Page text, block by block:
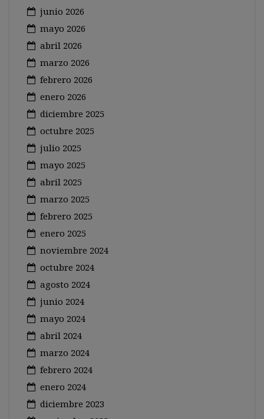
junio 2026
mayo 2026
abril 2026
marzo 2026
febrero 2026
enero 2026
diciembre 2025
octubre 2025
julio 2025
mayo 2025
abril 2025
marzo 2025
febrero 2025
enero 2025
noviembre 2024
octubre 2024
agosto 2024
junio 2024
mayo 2024
abril 2024
marzo 2024
febrero 2024
enero 2024
diciembre 2023